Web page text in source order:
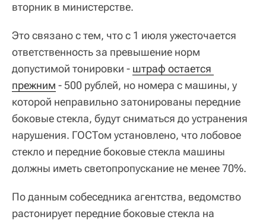
вторник в министерстве.
Это связано с тем, что с 1 июля ужесточается
ответственность за превышение норм
допустимой тонировки - штраф остается
прежним - 500 рублей, но номера с машины, у
которой неправильно затонированы передние
боковые стекла, будут сниматься до устранения
нарушения. ГОСТом установлено, что лобовое
стекло и передние боковые стекла машины
должны иметь светопропускание не менее 70%.
По данным собеседника агентства, ведомство
растонирует передние боковые стекла на